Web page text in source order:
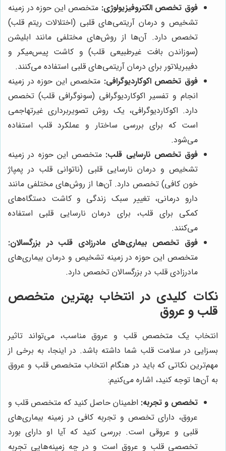
فوق تخصص الکتروفیزیولوژی: متخصص این حوزه در زمینه
تشخیص و درمان آریتمی‌های قلبی (اختلالات ریتم قلب)
تخصص دارد. آن‌ها از روش‌های مختلفی مانند ابلیشن
(سوزاندن بافت غیرطبیعی قلب) و کاشت پیس‌میکر و
دفیبریلاتور برای درمان آریتمی‌های قلبی استفاده می‌کنند.
فوق تخصص اکوکاردیوگرافی: متخصص این حوزه در زمینه
انجام و تفسیر اکوکاردیوگرافی (سونوگرافی قلب) تخصص
دارد. اکوکاردیوگرافی، یک روش تصویربرداری غیرتهاجمی
است که برای بررسی ساختار و عملکرد قلب استفاده
می‌شود.
فوق تخصص نارسایی قلب: متخصص این حوزه در زمینه
تشخیص و درمان نارسایی قلبی (ناتوانی قلب در پمپاژ
خون کافی) تخصص دارد. آن‌ها از روش‌های مختلفی مانند
دارو درمانی، تغییر سبک زندگی و کاشت دستگاه‌های
کمکی برای قلب، برای درمان نارسایی قلبی استفاده
می‌کنند.
فوق تخصص بیماری‌های مادرزادی قلب در بزرگسالان:
متخصص این حوزه در زمینه تشخیص و درمان بیماری‌های
مادرزادی قلب در بزرگسالان تخصص دارد.
نکات کلیدی در انتخاب بهترین متخصص
قلب و عروق
انتخاب یک متخصص قلب و عروق مناسب، می‌تواند تاثیر
بسزایی در سلامت قلب شما داشته باشد. در اینجا، به برخی از
مهم‌ترین نکاتی که باید در هنگام انتخاب متخصص قلب و عروق
به آن‌ها توجه کنید، اشاره می‌کنیم:
تخصص و تجربه: اطمینان حاصل کنید که متخصص قلب و
عروق، دارای تخصص و تجربه کافی در زمینه بیماری‌های
قلبی و عروقی است. بررسی کنید که آیا او دارای بورد
تخصصی قلب و عروق است و در چه زمینه‌هایی تجربه